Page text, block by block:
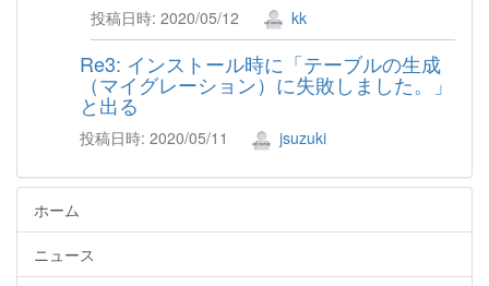
投稿日時: 2020/05/12 kk
Re3: インストール時に「テーブルの生成
（マイグレーション）に失敗しました。」
と出る
投稿日時: 2020/05/11 jsuzuki
ホーム
ニュース